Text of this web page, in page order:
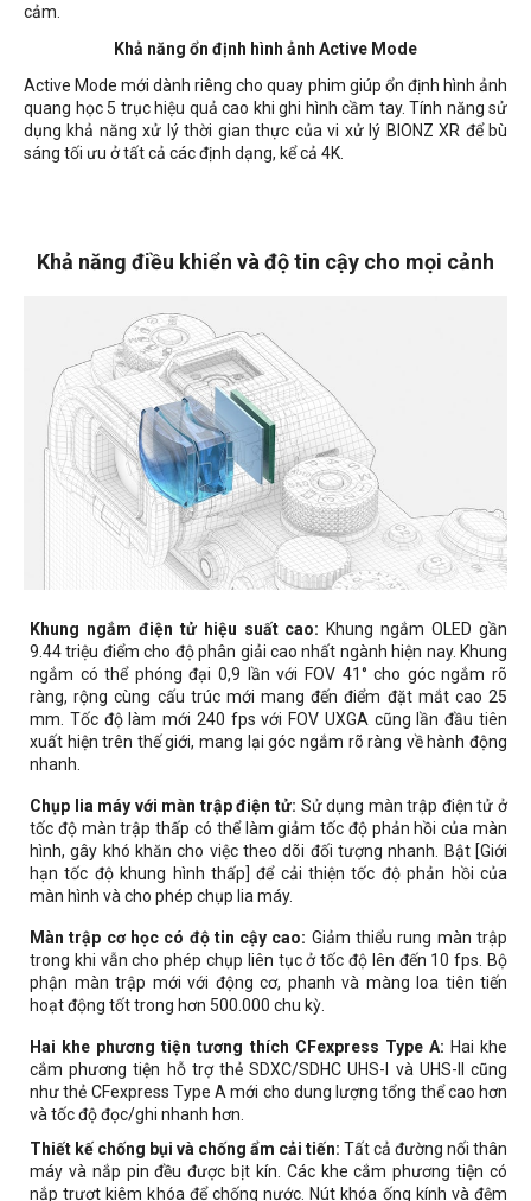
cảm.
Khả năng ổn định hình ảnh Active Mode
Active Mode mới dành riêng cho quay phim giúp ổn định hình ảnh
quang học 5 trục hiệu quả cao khi ghi hình cầm tay. Tính năng sử
dụng khả năng xử lý thời gian thực của vi xử lý BIONZ XR để bù
sáng tối ưu ở tất cả các định dạng, kể cả 4K.
Khả năng điều khiển và độ tin cậy cho mọi cảnh
Khung ngắm điện tử hiệu suất cao: Khung ngắm OLED gần
9.44 triệu điểm cho độ phân giải cao nhất ngành hiện nay. Khung
ngắm có thể phóng đại 0,9 lần với FOV 41° cho góc ngắm rõ
ràng, rộng cùng cấu trúc mới mang đến điểm đặt mắt cao 25
mm. Tốc độ làm mới 240 fps với FOV UXGA cũng lần đầu tiên
xuất hiện trên thế giới, mang lại góc ngắm rõ ràng về hành động
nhanh.
Chụp lia máy với màn trập điện tử: Sử dụng màn trập điện tử ở
tốc độ màn trập thấp có thể làm giảm tốc độ phản hồi của màn
hình, gây khó khăn cho việc theo dõi đối tượng nhanh. Bật [Giới
hạn tốc độ khung hình thấp] để cải thiện tốc độ phản hồi của
màn hình và cho phép chụp lia máy.
Màn trập cơ học có độ tin cậy cao: Giảm thiểu rung màn trập
trong khi vẫn cho phép chụp liên tục ở tốc độ lên đến 10 fps. Bộ
phận màn trập mới với động cơ, phanh và màng loa tiên tiến
hoạt động tốt trong hơn 500.000 chu kỳ.
Hai khe phương tiện tương thích CFexpress Type A: Hai khe
cắm phương tiện hỗ trợ thẻ SDXC/SDHC UHS-I và UHS-II cũng
như thẻ CFexpress Type A mới cho dung lượng tổng thể cao hơn
và tốc độ đọc/ghi nhanh hơn.
Thiết kế chống bụi và chống ẩm cải tiến: Tất cả đường nối thân
máy và nắp pin đều được bịt kín. Các khe cắm phương tiện có
nắp trượt kiêm khóa để chống nước. Nút khóa ống kính và đệm